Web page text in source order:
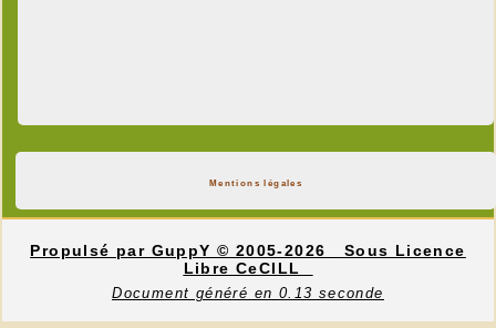
Mentions légales
Propulsé par GuppY© 2005-2026
Sous Licence
Libre CeCILL
Document généré en 0.13 seconde